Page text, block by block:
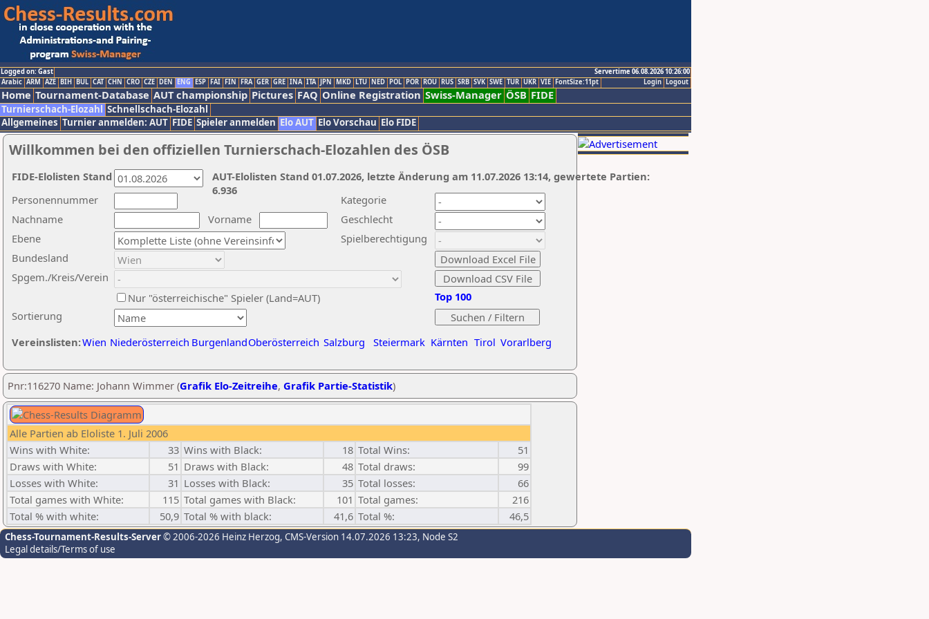
Logged on: Gast
Servertime 06.08.2026 10:26:00
Logout
Login
Arabic ARM AZE BIH BUL CAT CHN CRO CZE DEN ENG ESP FAI FIN FRA GER GRE INA ITA JPN MKD LTU NED POL POR ROU RUS SRB SVK SWE TUR UKR VIE FontSize:11pt
Home Tournament-Database AUT championship Pictures FAQ Online Registration Swiss-Manager ÖSB FIDE
Turnierschach-Elozahl Schnellschach-Elozahl
Allgemeines Turnier anmelden: AUT FIDE Spieler anmelden Elo AUT Elo Vorschau Elo FIDE
Willkommen bei den offiziellen Turnierschach-Elozahlen des ÖSB
Nachname
Vorname
Ebene
Kategorie
Sortierung
Personennummer
Bundesland
Spgem./Kreis/Verein
Geschlecht
Nur "österreichische" Spieler (Land=AUT)
Spielberechtigung
Vereinslisten:Wien Niederösterreich BurgenlandOberösterreich Salzburg Steiermark Kärnten Tirol Vorarlberg
Top 100
AUT-Elolisten Stand 01.07.2026, letzte Änderung am 11.07.2026 13:14, gewertete Partien:
6.936
FIDE-Elolisten Stand
Pnr:116270 Name: Johann Wimmer (Grafik Elo-Zeitreihe, Grafik Partie-Statistik)
Alle Partien ab Eloliste 1. Juli 2006
Wins with White:
33 Wins with Black: 18 Total Wins:
51
Draws with White:
51 Draws with Black: 48 Total draws:
99
Losses with White:
31 Losses with Black: 35 Total losses:
66
Total games with White:
115 Total games with Black: 101 Total games:
216
Total % with white:
50,9 Total % with black: 41,6 Total %: 46,5
Chess-Tournament-Results-Server© 2006-2026 Heinz Herzog, CMS-Version 14.07.2026 13:23, Node S2
Legal details/Terms of use